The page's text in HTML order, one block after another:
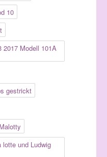
10
2017 Modell 101A
gestrickt
Malotty
lotte und Ludwig